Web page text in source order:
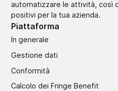
automatizzare le attività, così
positivi per la tua azienda.
Piattaforma
In generale
Gestione dati
Conformità
Calcolo dei Fringe Benefit